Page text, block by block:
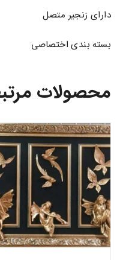
دارای زنجیر متصل
بسته بندی اختصاصی
محصولات